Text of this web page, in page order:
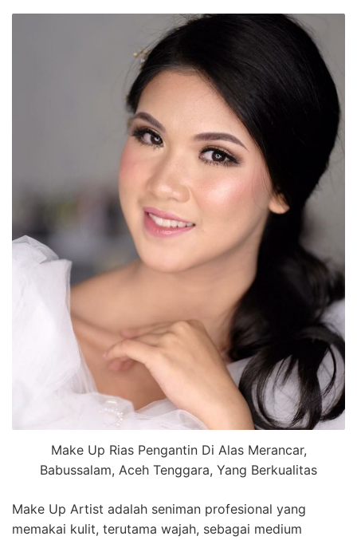
Make Up Rias Pengantin Di Alas Merancar,
Babussalam, Aceh Tenggara, Yang Berkualitas
Make Up Artist adalah seniman profesional yang
memakai kulit, terutama wajah, sebagai medium